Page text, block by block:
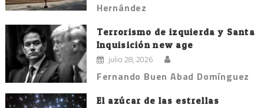
Hernández
Terrorismo de izquierda y Santa
Inquisición new age
julio 28, 2026
Fernando Buen Abad Domínguez
El azúcar de las estrellas